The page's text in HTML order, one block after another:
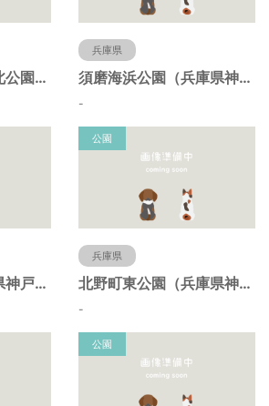
ポートアイランド北公園（兵庫県神戸市）
兵庫県
須磨海浜公園（兵庫県神戸市）
-
キーナの森（兵庫県神戸市）
公園
兵庫県
北野町東公園（兵庫県神戸市）
-
公園